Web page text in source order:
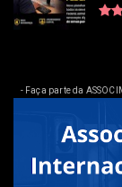
- Faça parte da